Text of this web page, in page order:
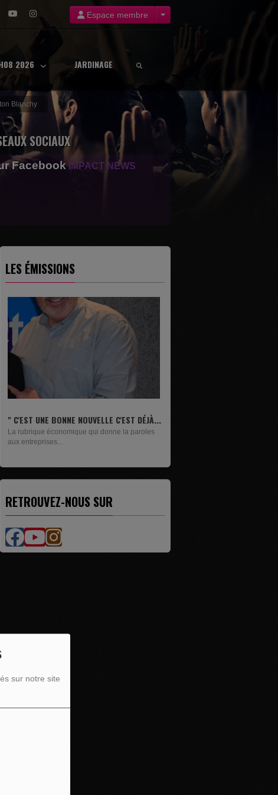
sur notre site
Espace membre
2026 JARDINAGE
Blanchy
SOCIAUX
Facebook IMPACT NEWS
LES ÉMISSIONS
LIVRES
Un lundi sur deux, Maxime Janssens vous
présente les livres de...
RETROUVEZ-NOUS SUR